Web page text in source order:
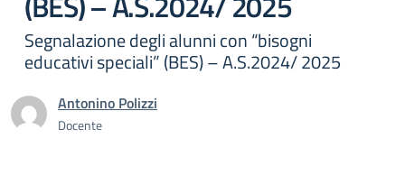
Segnalazione degli alunni con “bisogni
educativi speciali” (BES) – A.S.2024/ 2025
Antonino Polizzi
Docente